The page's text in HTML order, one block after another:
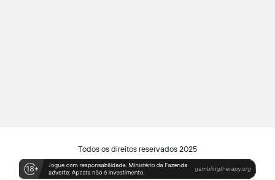
Todos os direitos reservados 2025